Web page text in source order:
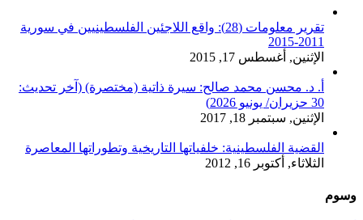
تقرير معلومات (28): واقع اللاجئين الفلسطينيين في سورية
2011-2015
الإثنين, أغسطس 17, 2015
أ. د. محسن محمد صالح: سيرة ذاتية (مختصرة) (آخر تحديث:
30 حزيران/ يونيو 2026)
الإثنين, سبتمبر 18, 2017
القضية الفلسطينية: خلفياتها التاريخية وتطوراتها المعاصرة
الثلاثاء, أكتوبر 16, 2012
وسوم